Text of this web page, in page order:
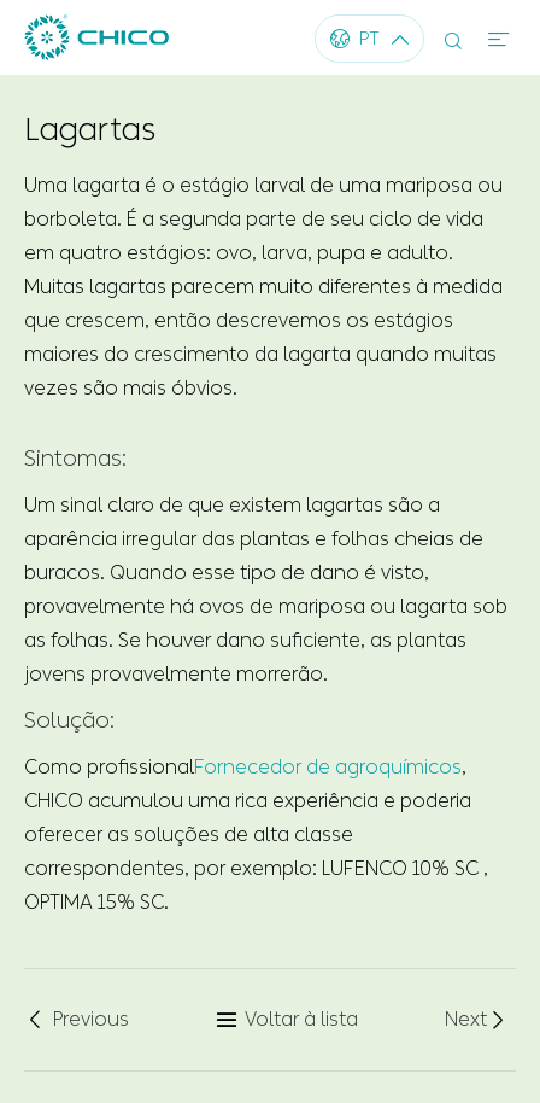
 PT   
Lagartas
Uma lagarta é o estágio larval de uma mariposa ou
borboleta. É a segunda parte de seu ciclo de vida
em quatro estágios: ovo, larva, pupa e adulto.
Muitas lagartas parecem muito diferentes à medida
que crescem, então descrevemos os estágios
maiores do crescimento da lagarta quando muitas
vezes são mais óbvios.
Sintomas:
Um sinal claro de que existem lagartas são a
aparência irregular das plantas e folhas cheias de
buracos. Quando esse tipo de dano é visto,
provavelmente há ovos de mariposa ou lagarta sob
as folhas. Se houver dano suficiente, as plantas
jovens provavelmente morrerão.
Solução:
Como profissionalFornecedor de agroquímicos,
CHICO acumulou uma rica experiência e poderia
oferecer as soluções de alta classe
correspondentes, por exemplo: LUFENCO 10% SC ,
OPTIMA 15% SC.
 Previous  Voltar à lista Next 